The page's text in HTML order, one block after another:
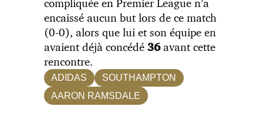
encaissé aucun but lors de ce match
(0-0), alors que lui et son équipe en
avaient déjà concédé 36avant cette
rencontre.
ADIDAS
SOUTHAMPTON
AARON RAMSDALE